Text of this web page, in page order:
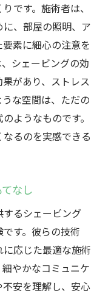
です。施術者は、
、部屋の照明、ア
素に細心の注意を
シェービングの効
があり、ストレス
な空間は、ただの
ようなものです。
るのを実感できる
なし
るシェービング
す。彼らの技術
応じた最適な施術
やかなコミュニケ
安を理解し、安心